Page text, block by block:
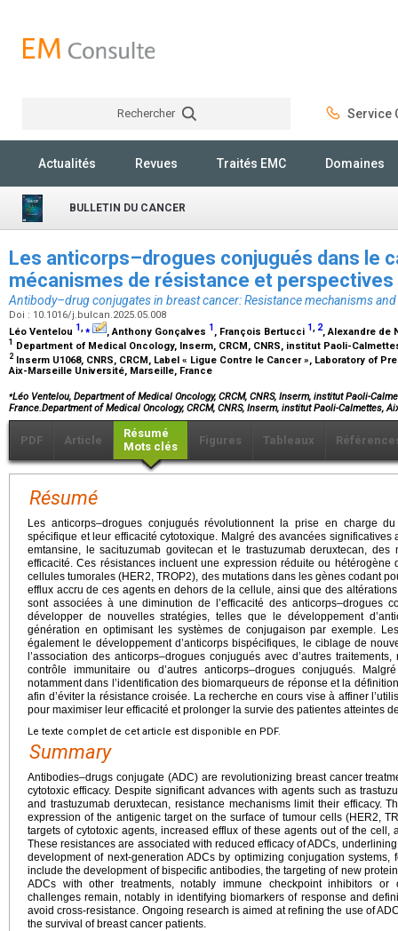
Rechercher Service
Actualités Revues Traités EMC Domaines
BULLETIN DU CANCER
Les anticorps–drogues conjugués dans le
mécanismes de résistance et perspectives
Antibody–drug conjugates in breast cancer: Resistance mechanisms
Doi : 10.1016/j.bulcan.2025.05.008
Léo Ventelou 1,⁎ , Anthony Gonçalves 1 , François Bertucci 1, 2, Alexandre de
1 Department of Medical Oncology, Inserm, CRCM, CNRS, institut Paoli-
2 Inserm U1068, CNRS, CRCM, Label « Ligue Contre le Cancer », Laboratory of
Aix-Marseille Université, Marseille, France
⁎Léo Ventelou, Department of Medical Oncology, CRCM, CNRS, Inserm, institut Paoli-
France.Department of Medical Oncology, CRCM, CNRS, Inserm, institut Paoli-Calmettes,
PDF Article
Résumé
Mots clés
Figures Tableaux
Résumé
Les anticorps–drogues conjugués révolutionnent la prise en charge
spécifique et leur efficacité cytotoxique. Malgré des avancées
emtansine, le sacituzumab govitecan et le trastuzumab deruxtecan, des
efficacité. Ces résistances incluent une expression réduite ou
cellules tumorales (HER2, TROP2), des mutations dans les gènes codant
efflux accru de ces agents en dehors de la cellule, ainsi que des
sont associées à une diminution de l’efficacité des anticorps–drogues
développer de nouvelles stratégies, telles que le développement
génération en optimisant les systèmes de conjugaison par exemple.
également le développement d’anticorps bispécifiques, le ciblage de
l’association des anticorps–drogues conjugués avec d’autres
contrôle immunitaire ou d’autres anticorps–drogues conjugués.
notamment dans l’identification des biomarqueurs de réponse et la
afin d’éviter la résistance croisée. La recherche en cours vise à affiner
pour maximiser leur efficacité et prolonger la survie des patientes atteintes
Le texte complet de cet article est disponible en PDF.
Summary
Antibodies–drugs conjugate (ADC) are revolutionizing breast cancer
cytotoxic efficacy. Despite significant advances with agents such as
and trastuzumab deruxtecan, resistance mechanisms limit their efficacy.
expression of the antigenic target on the surface of tumour cells (HER2,
targets of cytotoxic agents, increased efflux of these agents out of the cell,
These resistances are associated with reduced efficacy of ADCs,
development of next-generation ADCs by optimizing conjugation systems,
include the development of bispecific antibodies, the targeting of new
ADCs with other treatments, notably immune checkpoint inhibitors or
challenges remain, notably in identifying biomarkers of response and
avoid cross-resistance. Ongoing research is aimed at refining the use of
the survival of breast cancer patients.